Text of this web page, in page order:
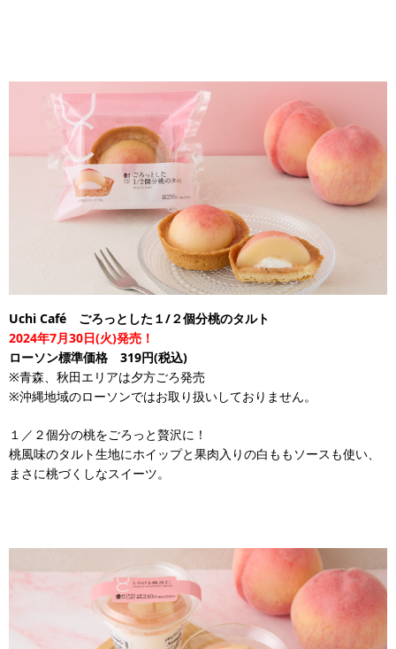
Uchi Café ごろっとした１/２個分桃のタルト
2024年7月30日(火)発売！
ローソン標準価格 319円(税込)
※青森、秋田エリアは夕方ごろ発売
※沖縄地域のローソンではお取り扱いしておりません。
１／２個分の桃をごろっと贅沢に！
桃風味のタルト生地にホイップと果肉入りの白ももソースも使い、
まさに桃づくしなスイーツ。